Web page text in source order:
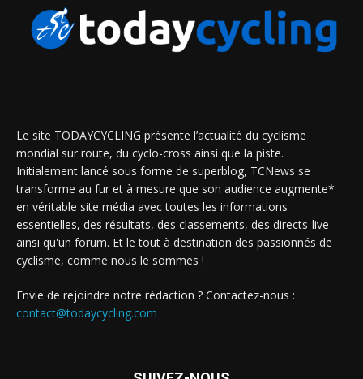
Le site TODAYCYCLING présente l’actualité du cyclisme
mondial sur route, du cyclo-cross ainsi que la piste.
Initialement lancé sous forme de superblog, TCNews se
transforme au fur et à mesure que son audience augmente*
en véritable site média avec toutes les informations
essentielles, des résultats, des classements, des directs-live
ainsi qu'un forum. Et le tout à destination des passionnés de
cyclisme, comme nous le sommes !
Envie de rejoindre notre rédaction ? Contactez-nous :
contact@todaycycling.com